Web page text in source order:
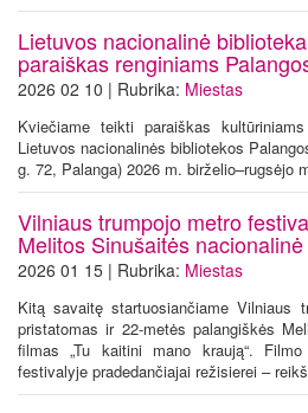
Lietuvos nacionalinė
paraiškas renginiams
2026 02 10 | Rubrika: Miestas
Kviečiame teikti paraiškas
Lietuvos nacionalinės bibliotekos
g. 72, Palanga) 2026 m. birželio–rugsėjo
Vilniaus trumpojo metro
Melitos Sinušaitės
2026 01 15 | Rubrika: Miestas
Kitą savaitę startuosiančiame Vilniaus
pristatomas ir 22-metės palangiškės
filmas „Tu kaitini mano kraują“.
festivalyje pradedančiajai režisierei –